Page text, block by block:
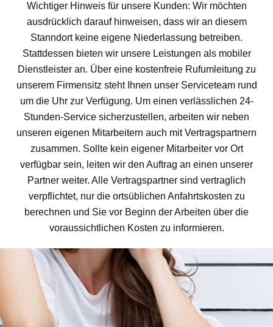
Wichtiger Hinweis für unsere Kunden: Wir möchten
ausdrücklich darauf hinweisen, dass wir an diesem
Stanndort keine eigene Niederlassung betreiben.
Stattdessen bieten wir unsere Leistungen als mobiler
Dienstleister an. Über eine kostenfreie Rufumleitung zu
unserem Firmensitz steht Ihnen unser Serviceteam rund
um die Uhr zur Verfügung. Um einen verlässlichen 24-
Stunden-Service sicherzustellen, arbeiten wir neben
unseren eigenen Mitarbeitern auch mit Vertragspartnern
zusammen. Sollte kein eigener Mitarbeiter vor Ort
verfügbar sein, leiten wir den Auftrag an einen unserer
Partner weiter. Alle Vertragspartner sind vertraglich
verpflichtet, nur die ortsüblichen Anfahrtskosten zu
berechnen und Sie vor Beginn der Arbeiten über die
voraussichtlichen Kosten zu informieren.